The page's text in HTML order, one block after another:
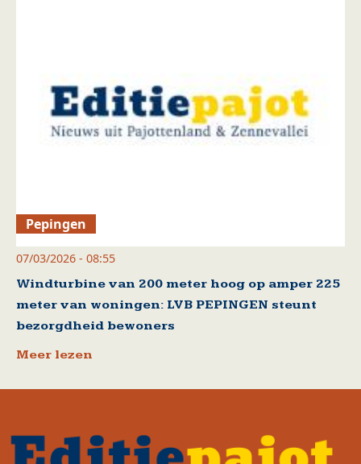
Pepingen
07/03/2026 - 08:55
Windturbine van 200 meter hoog op amper 225
meter van woningen: LVB PEPINGEN steunt
bezorgdheid bewoners
Meer lezen